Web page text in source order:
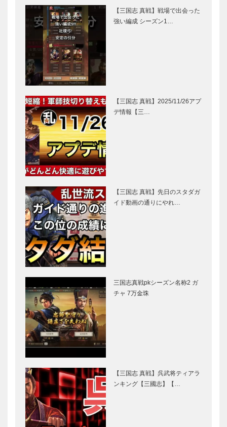
【三国志 真戦】戦場で出会った
強い編成 シーズン1…
【三国志 真戦】2025/11/26アプ
デ情報【三…
【三国志 真戦】先日のスタダガ
イド動画の通りにやれ…
三国志真戦pkシーズン名称2 ガ
チャ 7万金珠
【三国志 真戦】呉武将ティアラ
ンキング【三國志】【…